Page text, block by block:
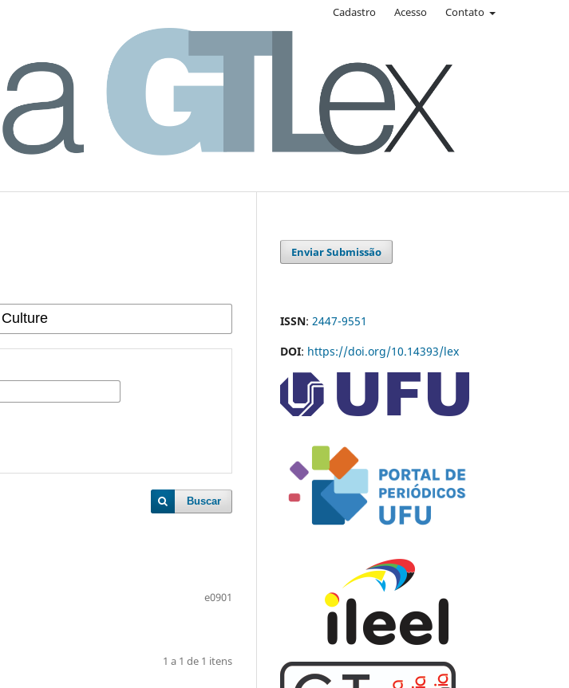
Cadastro Acesso Contato
Buscar
e0901
1 a 1 de 1 itens
Enviar Submissão
ISSN: 2447-9551
DOI: https://doi.org/10.14393/lex